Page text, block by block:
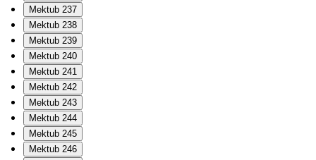
Mektub 237
Mektub 238
Mektub 239
Mektub 240
Mektub 241
Mektub 242
Mektub 243
Mektub 244
Mektub 245
Mektub 246